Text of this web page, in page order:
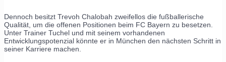
Dennoch besitzt Trevoh Chalobah zweifellos die fußballerische
Qualität, um die offenen Positionen beim FC Bayern zu besetzen.
Unter Trainer Tuchel und mit seinem vorhandenen
Entwicklungspotenzial könnte er in München den nächsten Schritt in
seiner Karriere machen.